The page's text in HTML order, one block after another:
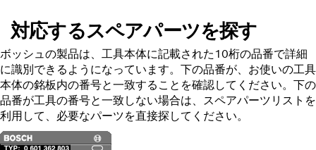
対応するスペアパーツを探す
ボッシュの製品は、工具本体に記載された10桁の品番で詳細
に識別できるようになっています。下の品番が、お使いの工具
本体の銘板内の番号と一致することを確認してください。下の
品番が工具の番号と一致しない場合は、スペアパーツリストを
利用して、必要なパーツを直接探してください。